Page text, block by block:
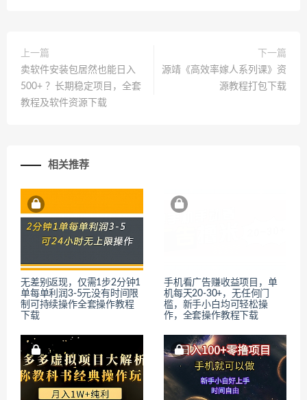
上一篇
卖软件安装包居然也能日入
500+ ？长期稳定项目，全套
教程及软件资源下载
下一篇
源靖《高效率嫁人系列课》资
源教程打包下载
相关推荐
无差别返现，仅需1步2分钟1
单每单利润3-5元没有时间限
制可持续操作全套操作教程
下载
手机看广告赚收益项目，单
机每天20-30+，无任何门
槛，新手小白均可轻松操
作，全套操作教程下载